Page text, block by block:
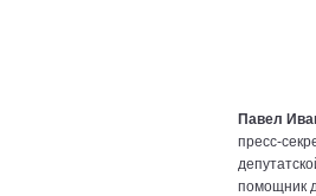
Павел
пресс-
помощник